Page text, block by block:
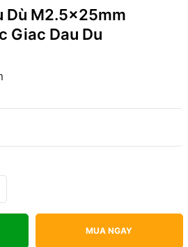
Dù M2.5x25mm
Giac Dau Du
MUA NGAY